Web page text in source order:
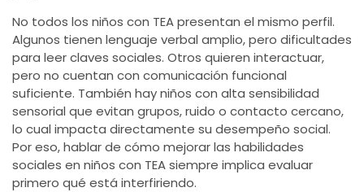
No todos los niños con TEA presentan el mismo perfil.
Algunos tienen lenguaje verbal amplio, pero dificultades
para leer claves sociales. Otros quieren interactuar,
pero no cuentan con comunicación funcional
suficiente. También hay niños con alta sensibilidad
sensorial que evitan grupos, ruido o contacto cercano,
lo cual impacta directamente su desempeño social.
Por eso, hablar de cómo mejorar las habilidades
sociales en niños con TEA siempre implica evaluar
primero qué está interfiriendo.